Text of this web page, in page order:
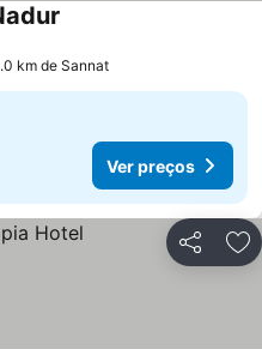
km de Sannat
Ver preços
Partilhar